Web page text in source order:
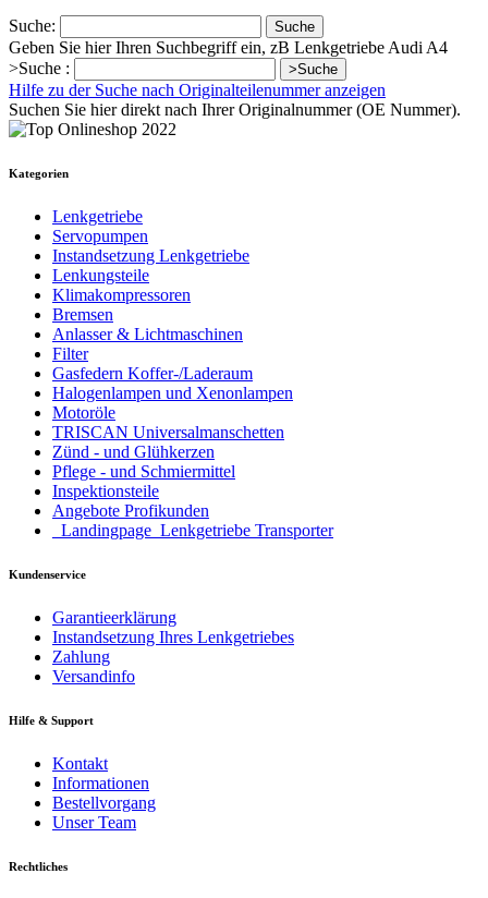
Suche: Suche
Geben Sie hier Ihren Suchbegriff ein, zB Lenkgetriebe Audi A4
>Suche :
>Suche
Hilfe zu der Suche nach Originalteilenummer anzeigen
Suchen Sie hier direkt nach Ihrer Originalnummer (OE Nummer).
Kategorien
Lenkgetriebe
Servopumpen
Instandsetzung Lenkgetriebe
Lenkungsteile
Klimakompressoren
Bremsen
Anlasser & Lichtmaschinen
Filter
Gasfedern Koffer-/Laderaum
Halogenlampen und Xenonlampen
Motoröle
TRISCAN Universalmanschetten
Zünd - und Glühkerzen
Pflege - und Schmiermittel
Inspektionsteile
Angebote Profikunden
_Landingpage_Lenkgetriebe Transporter
Kundenservice
Garantieerklärung
Instandsetzung Ihres Lenkgetriebes
Zahlung
Versandinfo
Hilfe & Support
Kontakt
Informationen
Bestellvorgang
Unser Team
Rechtliches